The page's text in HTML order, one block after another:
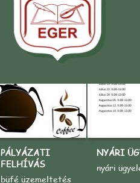
PÁLYÁZATI
FELHÍVÁS
büfé üzemeltetés
NYÁRI
nyári